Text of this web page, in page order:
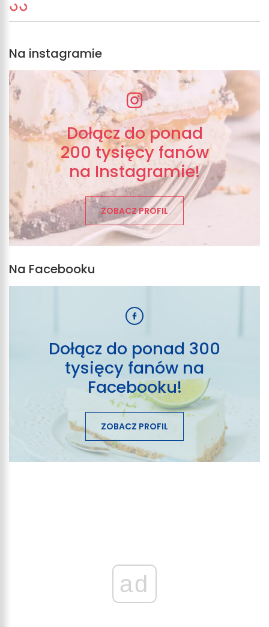
Na instagramie
Dołącz do ponad
200 tysięcy fanów
na Instagramie!
ZOBACZ PROFIL
Na Facebooku
Dołącz do ponad 300
tysięcy fanów na
Facebooku!
ZOBACZ PROFIL
ad